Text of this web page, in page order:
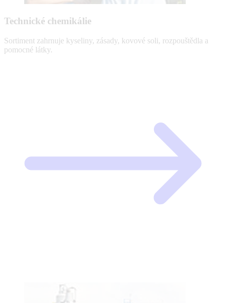
Technické chemikálie
Sortiment zahrnuje kyseliny, zásady, kovové soli, rozpouštědla a
pomocné látky.